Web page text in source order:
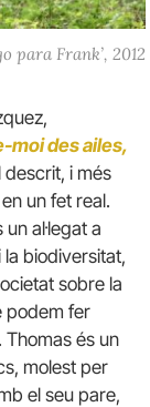
para Frank’, 2012
moi des ailes,
descrit, i més
un fet real.
al·legat a
biodiversitat,
sobre la
podem fer
és un
molest per
el seu pare,